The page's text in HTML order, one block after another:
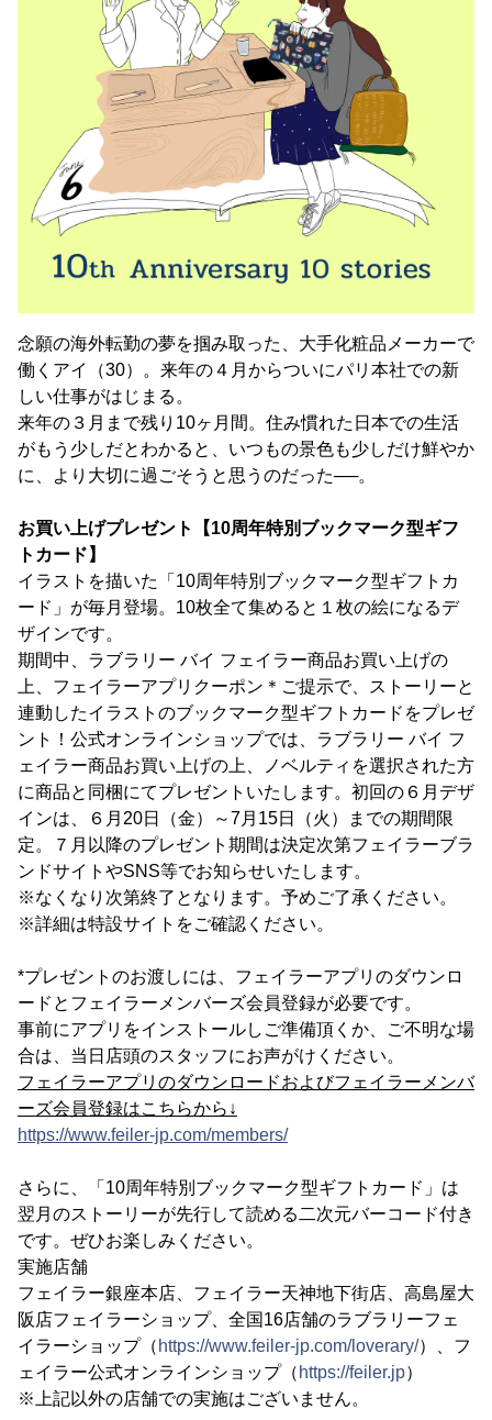
念願の海外転勤の夢を掴み取った、大手化粧品メーカーで
働くアイ（30）。来年の４月からついにパリ本社での新
しい仕事がはじまる。
来年の３月まで残り10ヶ月間。住み慣れた日本での生活
がもう少しだとわかると、いつもの景色も少しだけ鮮やか
に、より大切に過ごそうと思うのだった──。
お買い上げプレゼント【10周年特別ブックマーク型ギフ
トカード】
イラストを描いた「10周年特別ブックマーク型ギフトカ
ード」が毎月登場。10枚全て集めると１枚の絵になるデ
ザインです。
期間中、ラブラリー バイ フェイラー商品お買い上げの
上、フェイラーアプリクーポン＊ご提示で、ストーリーと
連動したイラストのブックマーク型ギフトカードをプレゼ
ント！公式オンラインショップでは、ラブラリー バイ フ
ェイラー商品お買い上げの上、ノベルティを選択された方
に商品と同梱にてプレゼントいたします。初回の６月デザ
インは、６月20日（金）～7月15日（火）までの期間限
定。７月以降のプレゼント期間は決定次第フェイラーブラ
ンドサイトやSNS等でお知らせいたします。
※なくなり次第終了となります。予めご了承ください。
※詳細は特設サイトをご確認ください。
*プレゼントのお渡しには、フェイラーアプリのダウンロ
ードとフェイラーメンバーズ会員登録が必要です。
事前にアプリをインストールしご準備頂くか、ご不明な場
合は、当日店頭のスタッフにお声がけください。
フェイラーアプリのダウンロードおよびフェイラーメンバ
ーズ会員登録はこちらから↓
https://www.feiler-jp.com/members/
さらに、「10周年特別ブックマーク型ギフトカード」は
翌月のストーリーが先行して読める二次元バーコード付き
です。ぜひお楽しみください。
実施店舗
フェイラー銀座本店、フェイラー天神地下街店、高島屋大
阪店フェイラーショップ、全国16店舗のラブラリーフェ
イラーショップ（ https://www.feiler-jp.com/loverary/）、フ
ェイラー公式オンラインショップ（ https://feiler.jp）
※上記以外の店舗での実施はございません。